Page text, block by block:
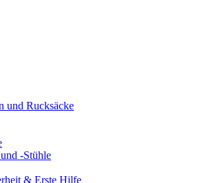
und Rucksäcke
-Stühle
& Erste Hilfe